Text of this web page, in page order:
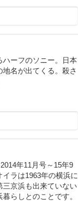
ーフのソニー。日本
名が出てくる。殺さ
年11月号～15年9
ラは1963年の横浜に
京浜も出来ていない
らしとのことです。